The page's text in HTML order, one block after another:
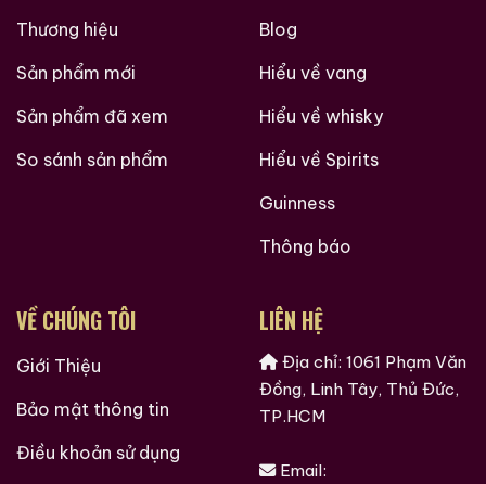
Thương hiệu
Sản phẩm mới
Sản phẩm đã xem
So sánh sản phẩm
Blog
Hiểu về vang
Hiểu về whisky
Hiểu về Spirits
Guinness
Thông báo
VỀ CHÚNG TÔI
Giới Thiệu
Bảo mật thông tin
Điều khoản sử dụng
LIÊN HỆ
Địa chỉ: 1061 Phạm Văn
Đồng, Linh Tây, Thủ Đức,
TP.HCM
Email: